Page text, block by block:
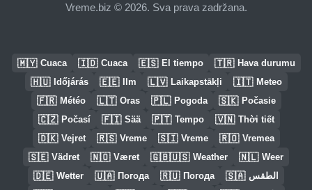
Vreme.biz © 2026. Sva prava zadržana.
🇲🇾 Cuaca 🇮🇩 Cuaca 🇪🇸 El tiempo 🇹🇷 Hava durumu
🇭🇺 Időjárás 🇪🇪 Ilm 🇱🇻 Laikapstākļi 🇮🇹 Meteo
🇫🇷 Météo 🇱🇹 Oras 🇵🇱 Pogoda 🇸🇰 Počasie
🇨🇿 Počasí 🇫🇮 Sää 🇵🇹 Tempo 🇻🇳 Thời tiết
🇩🇰 Vejret 🇷🇸 Vreme 🇸🇮 Vreme 🇷🇴 Vremea
🇸🇪 Vädret 🇳🇴 Været 🇬🇧🇺🇸 Weather 🇳🇱 Weer
🇩🇪 Wetter 🇺🇦 Погода 🇷🇺 Погода 🇸🇦 الطقس